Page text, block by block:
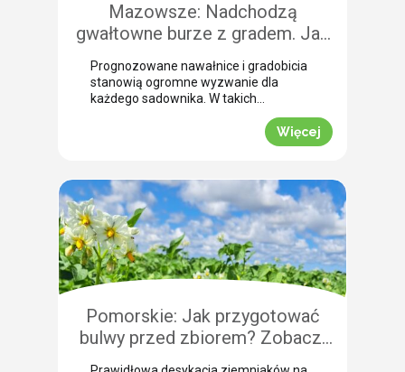
Mazowsze: Nadchodzą
gwałtowne burze z gradem. Jak
skutecznie przeprowadzić
zabezpieczenie owoców po
gradobiciu?
Prognozowane nawałnice i gradobicia
stanowią ogromne wyzwanie dla
każdego sadownika. W takich
natychmiastowe zabezpieczenie
Uszkodzona skórka to otwarta droga
dla patogenów grzybowych, które
potrafią zniszczyć owoce tuż przed
zbiorem. Nasza ekspertka Justyna
Wasiak ostrzega przed nadchodzącym
frontem burzowym i wskazuje
skuteczne rozwiązanie interwencyjne.
Więcej
Pomorskie: Jak przygotować
bulwy przed zbiorem? Zobacz,
jak przebiega profesjonalna